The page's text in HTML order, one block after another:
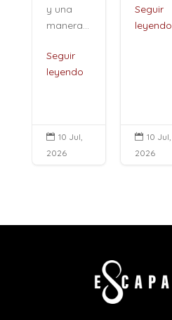
y una
manera...
Seguir
leyendo
 10 Jul,
2026
Seguir
leyendo
 10 Jul,
2026